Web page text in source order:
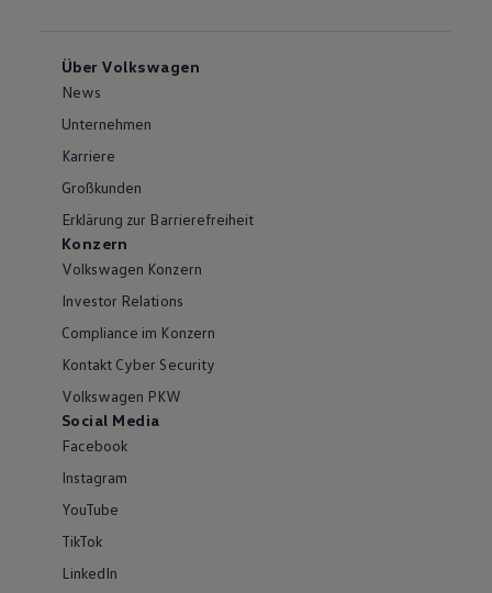
Über Volkswagen
News
Unternehmen
Karriere
Großkunden
Erklärung zur Barrierefreiheit
Konzern
Volkswagen Konzern
Investor Relations
Compliance im Konzern
Kontakt Cyber Security
Volkswagen PKW
Social Media
Facebook
Instagram
YouTube
TikTok
LinkedIn